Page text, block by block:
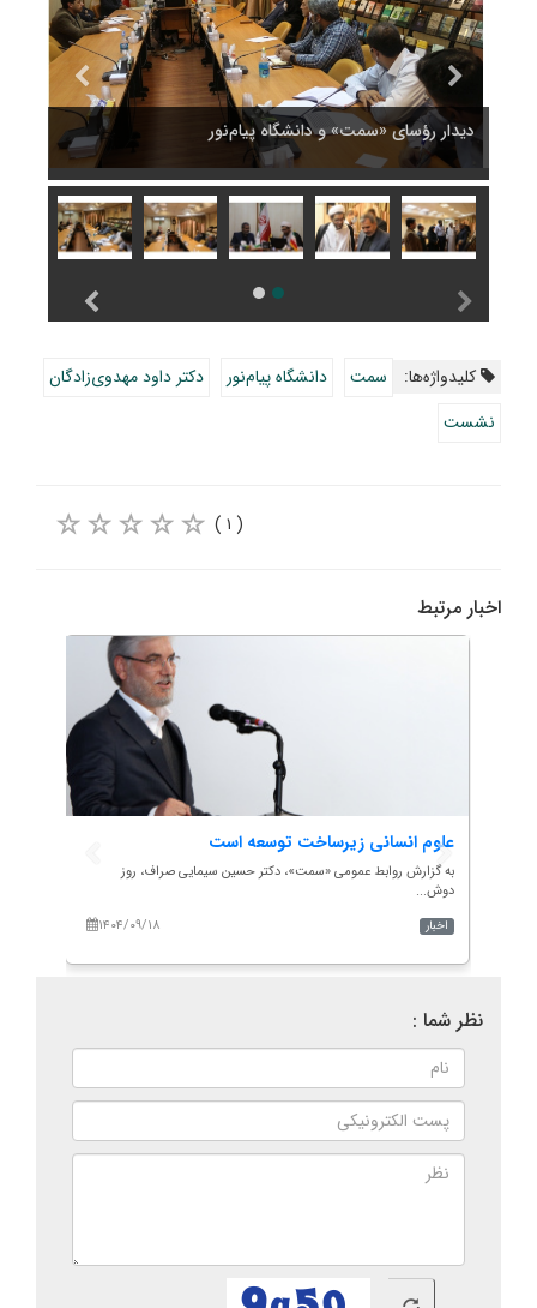
دیدار رؤسای «سمت» و دانشگاه پیام‌نور
کلیدواژه‌ها: سمت دانشگاه پیام‌نور
دکتر داود مهدوی‌زادگان
نشست
( ۱ )
اخبار مرتبط
علوم انسانی زیرساخت توسعه است
به گزارش روابط عمومی «سمت»، دکتر حسین سیمایی صراف، روز
دوش...
۱۴۰۴/۰۹/۱۸
اخبار
نظر شما :